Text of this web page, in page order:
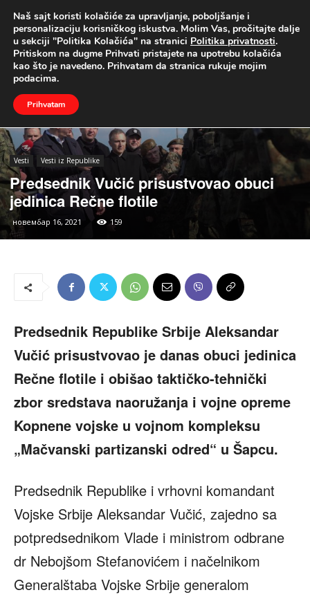
UŽIVO
Naslovna Vesti Vesti iz Republike
Vesti Vesti iz Republike
Predsednik Vučić prisustvovao obuci
jedinica Rečne flotile
новембар 16, 2021 159
Predsednik Republike Srbije Aleksandar
Vučić prisustvovao je danas obuci jedinica
Rečne flotile i obišao taktičko-tehnički
zbor sredstava naoružanja i vojne opreme
Kopnene vojske u vojnom kompleksu
„Mačvanski partizanski odred“ u Šapcu.
Predsednik Republike i vrhovni komandant
Vojske Srbije Aleksandar Vučić, zajedno sa
potpredsednikom Vlade i ministrom odbrane
dr Nebojšom Stefanovićem i načelnikom
Generalštaba Vojske Srbije generalom
Naš sajt koristi kolačiće za upravljanje, poboljšanje i
personalizaciju korisničkog iskustva. Molim Vas, pročitajte dalje
u sekciji "Politika Kolačića" na stranici Politika privatnosti.
Pritiskom na dugme Prihvati pristajete na upotrebu kolačića
kao što je navedeno. Prihvatam da stranica rukuje mojim
podacima.
Prihvatam